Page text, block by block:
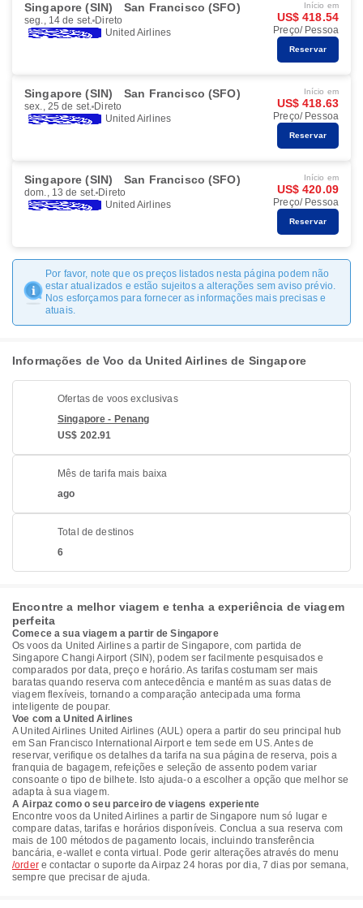
Singapore (SIN) San Francisco (SFO)
seg., 14 de set. Direto
United Airlines
Início em
US$ 418.54
Preço/ Pessoa
Reservar
Singapore (SIN) San Francisco (SFO)
sex., 25 de set. Direto
United Airlines
Início em
US$ 418.63
Preço/ Pessoa
Reservar
Singapore (SIN) San Francisco (SFO)
dom., 13 de set. Direto
United Airlines
Início em
US$ 420.09
Preço/ Pessoa
Reservar
Por favor, note que os preços listados nesta página podem não
estar atualizados e estão sujeitos a alterações sem aviso prévio.
Nos esforçamos para fornecer as informações mais precisas e
atuais.
Informações de Voo da United Airlines de Singapore
Ofertas de voos exclusivas
Singapore - Penang
US$ 202.91
Mês de tarifa mais baixa
ago
Total de destinos
6
Encontre a melhor viagem e tenha a experiência de viagem
perfeita
Comece a sua viagem a partir de Singapore
Os voos da United Airlines a partir de Singapore, com partida de
Singapore Changi Airport (SIN), podem ser facilmente pesquisados e
comparados por data, preço e horário. As tarifas costumam ser mais
baratas quando reserva com antecedência e mantém as suas datas de
viagem flexíveis, tornando a comparação antecipada uma forma
inteligente de poupar.
Voe com a United Airlines
A United Airlines United Airlines (AUL) opera a partir do seu principal hub
em San Francisco International Airport e tem sede em US. Antes de
reservar, verifique os detalhes da tarifa na sua página de reserva, pois a
franquia de bagagem, refeições e seleção de assento podem variar
consoante o tipo de bilhete. Isto ajuda-o a escolher a opção que melhor se
adapta à sua viagem.
A Airpaz como o seu parceiro de viagens experiente
Encontre voos da United Airlines a partir de Singapore num só lugar e
compare datas, tarifas e horários disponíveis. Conclua a sua reserva com
mais de 100 métodos de pagamento locais, incluindo transferência
bancária, e-wallet e conta virtual. Pode gerir alterações através do menu
/ordere contactar o suporte da Airpaz 24 horas por dia, 7 dias por semana,
sempre que precisar de ajuda.